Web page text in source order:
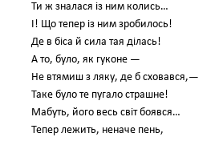
Ти ж зналася із ним колись…
І! Що тепер із ним зробилось!
Де в біса й сила тая ділась!
А то, було, як гуконе —
Не втямиш з ляку, де б сховався,—
Таке було те пугало страшне!
Мабуть, його весь світ боявся…
Тепер лежить, неначе пень,